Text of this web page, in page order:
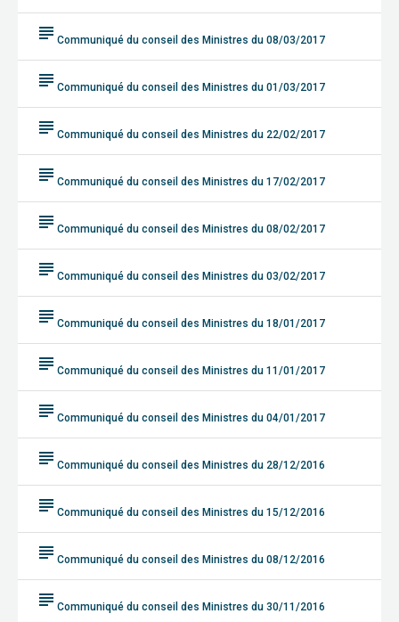
subject Communiqué du conseil des Ministres du 08/03/2017
subject Communiqué du conseil des Ministres du 01/03/2017
subject Communiqué du conseil des Ministres du 22/02/2017
subject Communiqué du conseil des Ministres du 17/02/2017
subject Communiqué du conseil des Ministres du 08/02/2017
subject Communiqué du conseil des Ministres du 03/02/2017
subject Communiqué du conseil des Ministres du 18/01/2017
subject Communiqué du conseil des Ministres du 11/01/2017
subject Communiqué du conseil des Ministres du 04/01/2017
subject Communiqué du conseil des Ministres du 28/12/2016
subject Communiqué du conseil des Ministres du 15/12/2016
subject Communiqué du conseil des Ministres du 08/12/2016
subject Communiqué du conseil des Ministres du 30/11/2016